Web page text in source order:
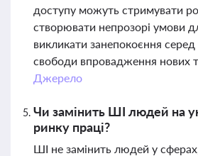
доступу можуть стримувати
створювати непрозорі умови
викликати занепокоєння
свободи впровадження нових
Джерело
Чи замінить ШІ людей на
ринку праці?
ШІ не замінить людей у